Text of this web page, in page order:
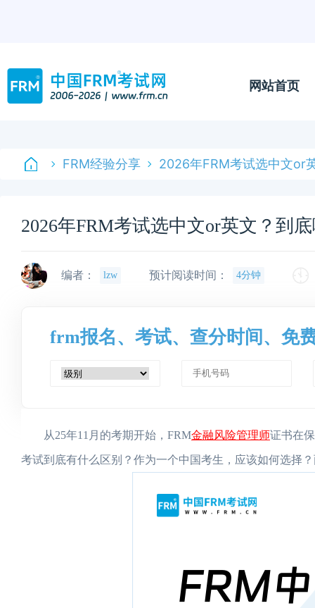
网站首页
FRM经验分享 2026年FRM考试选中文or
2026年FRM考试选中文or英文？到
编者： lzw 预计阅读时间： 4分钟
frm报名、考试、查分时间、免
从25年11月的考期开始，FRM金融风险管理师证书在
考试到底有什么区别？作为一个中国考生，应该如何选择